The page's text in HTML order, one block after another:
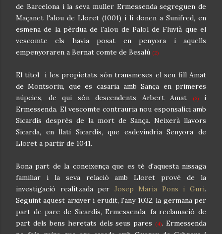
de Barcelona i la seva muller Ermessenda segreguen de
Maçanet l'alou de Lloret (1001) i li donen a Sunifred, en
esmena de la pèrdua de l'alou de Palol de Fluvià que el
vescomte els havia posat en penyora i aquells
empenyoraren a Bernat comte de Besalú (2)
El títol i les propietats són transmeses el seu fill Amat
de Montsoriu, que es casaria amb Sança en primeres
núpcies, de qui són descendents Arbert Amat
(3)i
Ermessenda. El vescomte contrauria nou esponsalici amb
Sicardis després de la mort de Sança. Neixerà llavors
Sicarda, en llatí Sicardis, que esdevindria Senyora de
Lloret a partir de 1041.
Bona part de la coneixença que es té d'aquesta nissaga
familiar i la seva relació amb Lloret prové de la
investigació realitzada per Josep Maria Pons i Guri.
Seguint aquest arxiver i erudit, l'any 1032, la germana per
part de pare de Sicardis, Ermessenda, fa reclamació de
part dels bens heretats dels seus pares
(4). Ermessenda